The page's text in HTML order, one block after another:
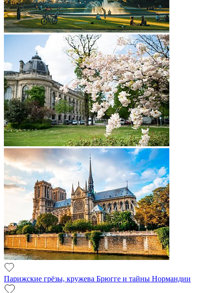
Парижские грёзы, кружева Брюгге и тайны Нормандии